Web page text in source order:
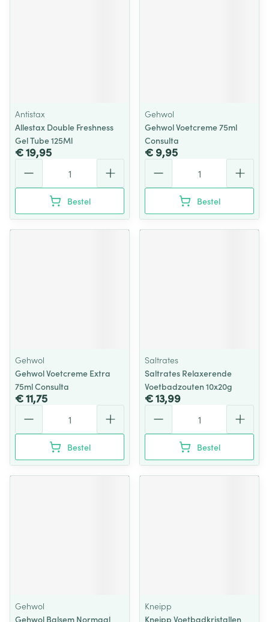
Antistax
Allestax Double Freshness
Gel Tube 125Ml
€ 19,95
Bestel
Gehwol
Gehwol Voetcreme 75ml
Consulta
€ 9,95
Bestel
Gehwol
Gehwol Voetcreme Extra
75ml Consulta
€ 11,75
Bestel
Saltrates
Saltrates Relaxerende
Voetbadzouten 10x20g
€ 13,99
Bestel
Gehwol
Gehwol Balsem Normaal
Kneipp
Kneipp Voetbadkristallen